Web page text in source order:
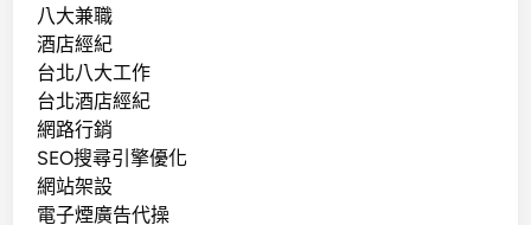
八大兼職
酒店經紀
台北八大工作
台北酒店經紀
網路行銷
SEO搜尋引擎優化
網站架設
電子煙廣告代操